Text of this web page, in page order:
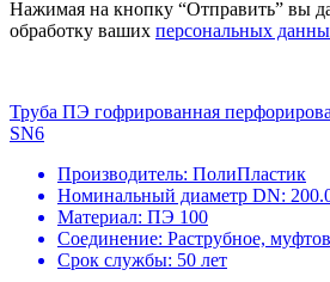
Нажимая на кнопку “Отправить” вы
обработку ваших персональных
Труба ПЭ гофрированная
SN6
Производитель: ПолиПластик
Номинальный диаметр DN:
Материал: ПЭ 100
Соединение: Раструбное,
Срок службы: 50 лет